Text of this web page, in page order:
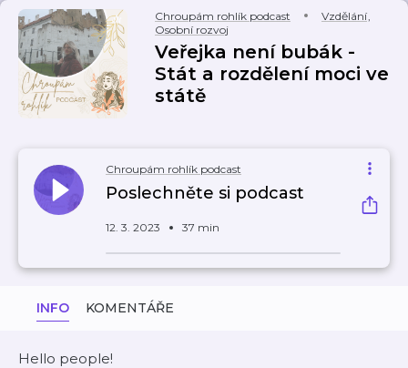
Chroupám rohlík podcast Vzdělání,
Osobní rozvoj
Veřejka není bubák -
Stát a rozdělení moci ve
státě
Chroupám rohlík podcast
Poslechněte si podcast
12. 3. 2023 37 min
INFO KOMENTÁŘE
Hello people!